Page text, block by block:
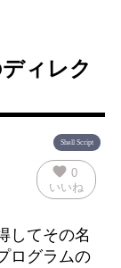
ィレク
Shell Script
favorite 0
いいね
してその名
ログラムの